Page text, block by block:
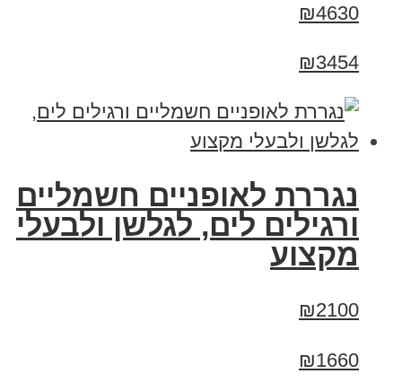
₪4630
₪3454
נגררת לאופניים חשמליים
ורגילים לים, לגלשן ולבעלי
מקצוע
₪2100
₪1660